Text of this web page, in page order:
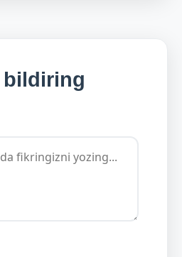
bildiring